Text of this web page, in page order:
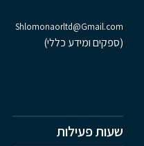
Shlomonaorltd@Gmail.com
(ספקים ומידע כללי)
שעות פעילות